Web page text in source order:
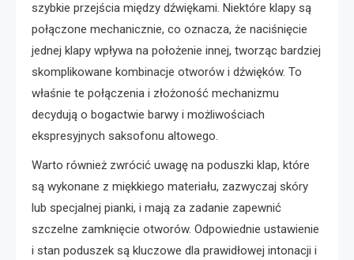
szybkie przejścia między dźwiękami. Niektóre klapy są
połączone mechanicznie, co oznacza, że naciśnięcie
jednej klapy wpływa na położenie innej, tworząc bardziej
skomplikowane kombinacje otworów i dźwięków. To
właśnie te połączenia i złożoność mechanizmu
decydują o bogactwie barwy i możliwościach
ekspresyjnych saksofonu altowego.
Warto również zwrócić uwagę na poduszki klap, które
są wykonane z miękkiego materiału, zazwyczaj skóry
lub specjalnej pianki, i mają za zadanie zapewnić
szczelne zamknięcie otworów. Odpowiednie ustawienie
i stan poduszek są kluczowe dla prawidłowej intonacji i